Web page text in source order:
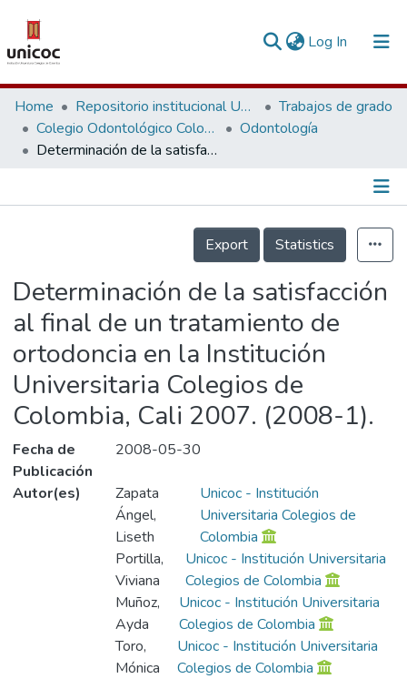
Log In (current)
Communities & Collections
Research Outputs
People
Home Repositorio institucional Unicoc, RI-unicoc
Trabajos de grado
Colegio Odontológico Colombiano
Odontología
Determinación de la satisfacción al final de un tratamiento de ortodoncia en la Institución Universitaria Colegios de Colombia, Cali 2007. (2008-1).
Información de la Publicación
Export
Statistics
Determinación de la satisfacción
al final de un tratamiento de
ortodoncia en la Institución
Universitaria Colegios de
Colombia, Cali 2007. (2008-1).
Fecha de
Publicación
2008-05-30
Autor(es)
Zapata
Ángel,
Liseth
Unicoc - Institución
Universitaria Colegios de
Colombia
Portilla,
Viviana
Unicoc - Institución Universitaria
Colegios de Colombia
Muñoz,
Ayda
Unicoc - Institución Universitaria
Colegios de Colombia
Toro,
Mónica
Unicoc - Institución Universitaria
Colegios de Colombia